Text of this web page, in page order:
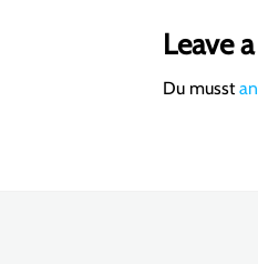
Leave
Du musst